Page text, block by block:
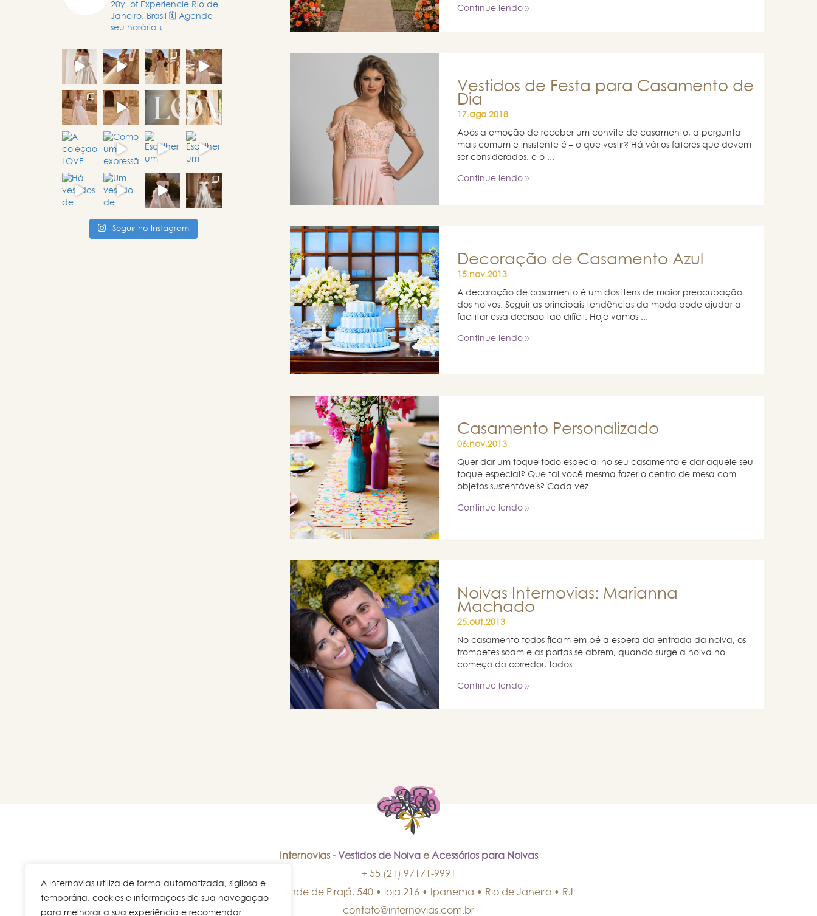
A Internovias utiliza de forma automatizada, sigilosa e
temporária, cookies e informações de sua navegação
para melhorar a sua experiência e recomendar
20y. of Experiencie Rio de
Janeiro, Brasil
🗓️ Agende
seu horário ↓
Seguir no Instagram
Continue lendo »
Vestidos de Festa para Casamento de
Dia
17.ago.2018
Após a emoção de receber um convite de casamento, a pergunta
mais comum e insistente é – o que vestir? Há vários fatores que devem
ser considerados, e o ...
Continue lendo »
Decoração de Casamento Azul
15.nov.2013
A decoração de casamento é um dos itens de maior preocupação
dos noivos. Seguir as principais tendências da moda pode ajudar a
facilitar essa decisão tão difícil. Hoje vamos ...
Continue lendo »
Casamento Personalizado
06.nov.2013
Quer dar um toque todo especial no seu casamento e dar aquele seu
toque especial? Que tal você mesma fazer o centro de mesa com
objetos sustentáveis? Cada vez ...
Continue lendo »
Noivas Internovias: Marianna
Machado
25.out.2013
No casamento todos ficam em pé a espera da entrada da noiva, os
trompetes soam e as portas se abrem, quando surge a noiva no
começo do corredor, todos ...
Continue lendo »
Internovias - Vestidos de NoivaeAcessórios para Noivas
+ 55 (21) 97171-9991
Rua Visconde de Pirajá, 540 • loja 216 • Ipanema • Rio de Janeiro• RJ
contato@internovias.com.br